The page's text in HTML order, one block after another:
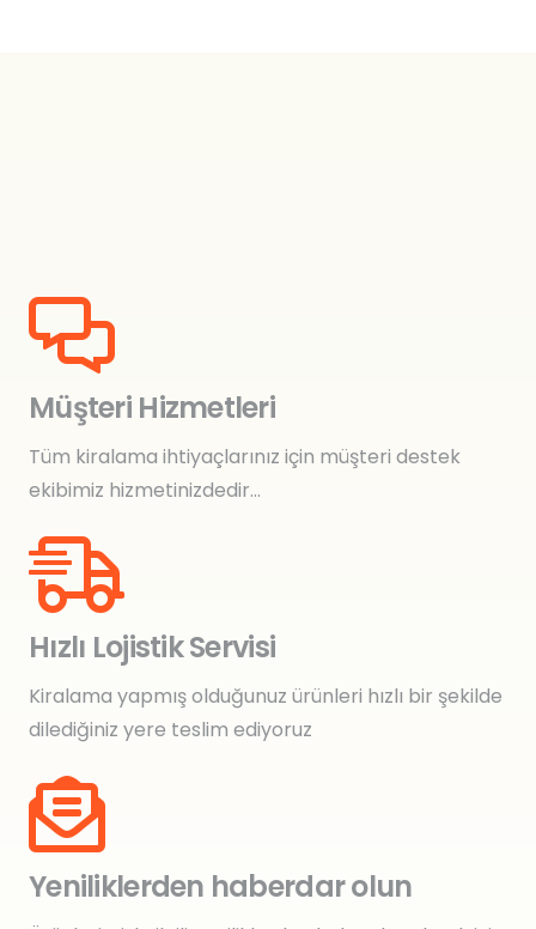
Müşteri Hizmetleri
Tüm kiralama ihtiyaçlarınız için müşteri destek
ekibimiz hizmetinizdedir…
Hızlı Lojistik Servisi
Kiralama yapmış olduğunuz ürünleri hızlı bir şekilde
dilediğiniz yere teslim ediyoruz
Yeniliklerden haberdar olun